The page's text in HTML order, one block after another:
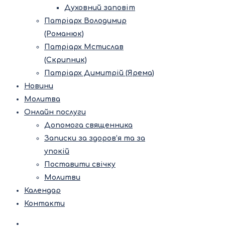
Духовний заповіт
Патріарх Володимир
(Романюк)
Патріарх Мстислав
(Скрипник)
Патріарх Димитрій (Ярема)
Новини
Молитва
Онлайн послуги
Допомога священника
Записки за здоров’я та за
упокій
Поставити свічку
Молитви
Календар
Контакти